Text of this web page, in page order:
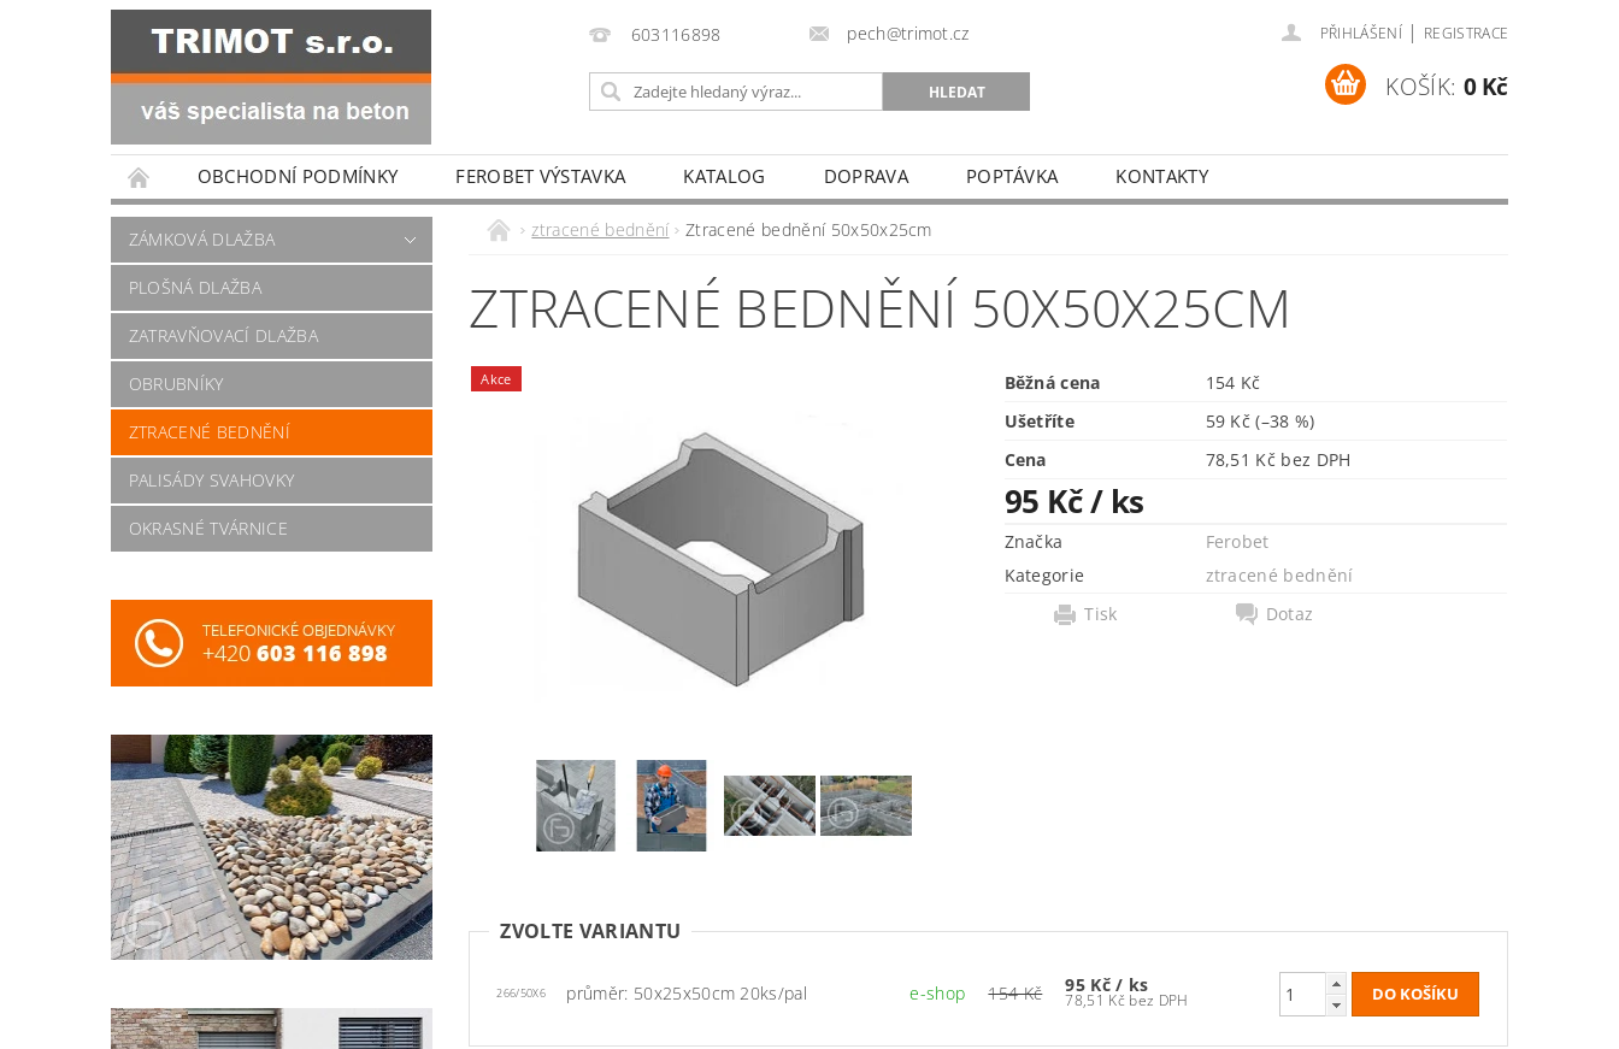
603116898 pech@trimot.cz PŘIHLÁŠENÍ | REGISTRACE
KOŠÍK: 0 Kč
OBCHODNÍ PODMÍNKY FEROBET VÝSTAVKA KATALOG DOPRAVA POPTÁVKA KONTAKTY
ZÁMKOVÁ DLAŽBA
PLOŠNÁ DLAŽBA
ZATRAVŇOVACÍ DLAŽBA
OBRUBNÍKY
ZTRACENÉ BEDNĚNÍ
PALISÁDY SVAHOVKY
OKRASNÉ TVÁRNICE
ztracené bednění Ztracené bednění 50x50x25cm
ZTRACENÉ BEDNĚNÍ 50X50X25CM
Akce Běžná cena
154 Kč
Ušetříte
59 Kč(–38 %)
Cena
78,51 Kč bez DPH
95 Kč/ ks
Značka
Ferobet
Kategorie
ztracené bednění
Tisk
Dotaz
ZVOLTE VARIANTU
266/50X6 průměr: 50x25x50cm 20ks/pal e-shop 154 Kč 95 Kč/ ks
78,51 Kč bez DPH